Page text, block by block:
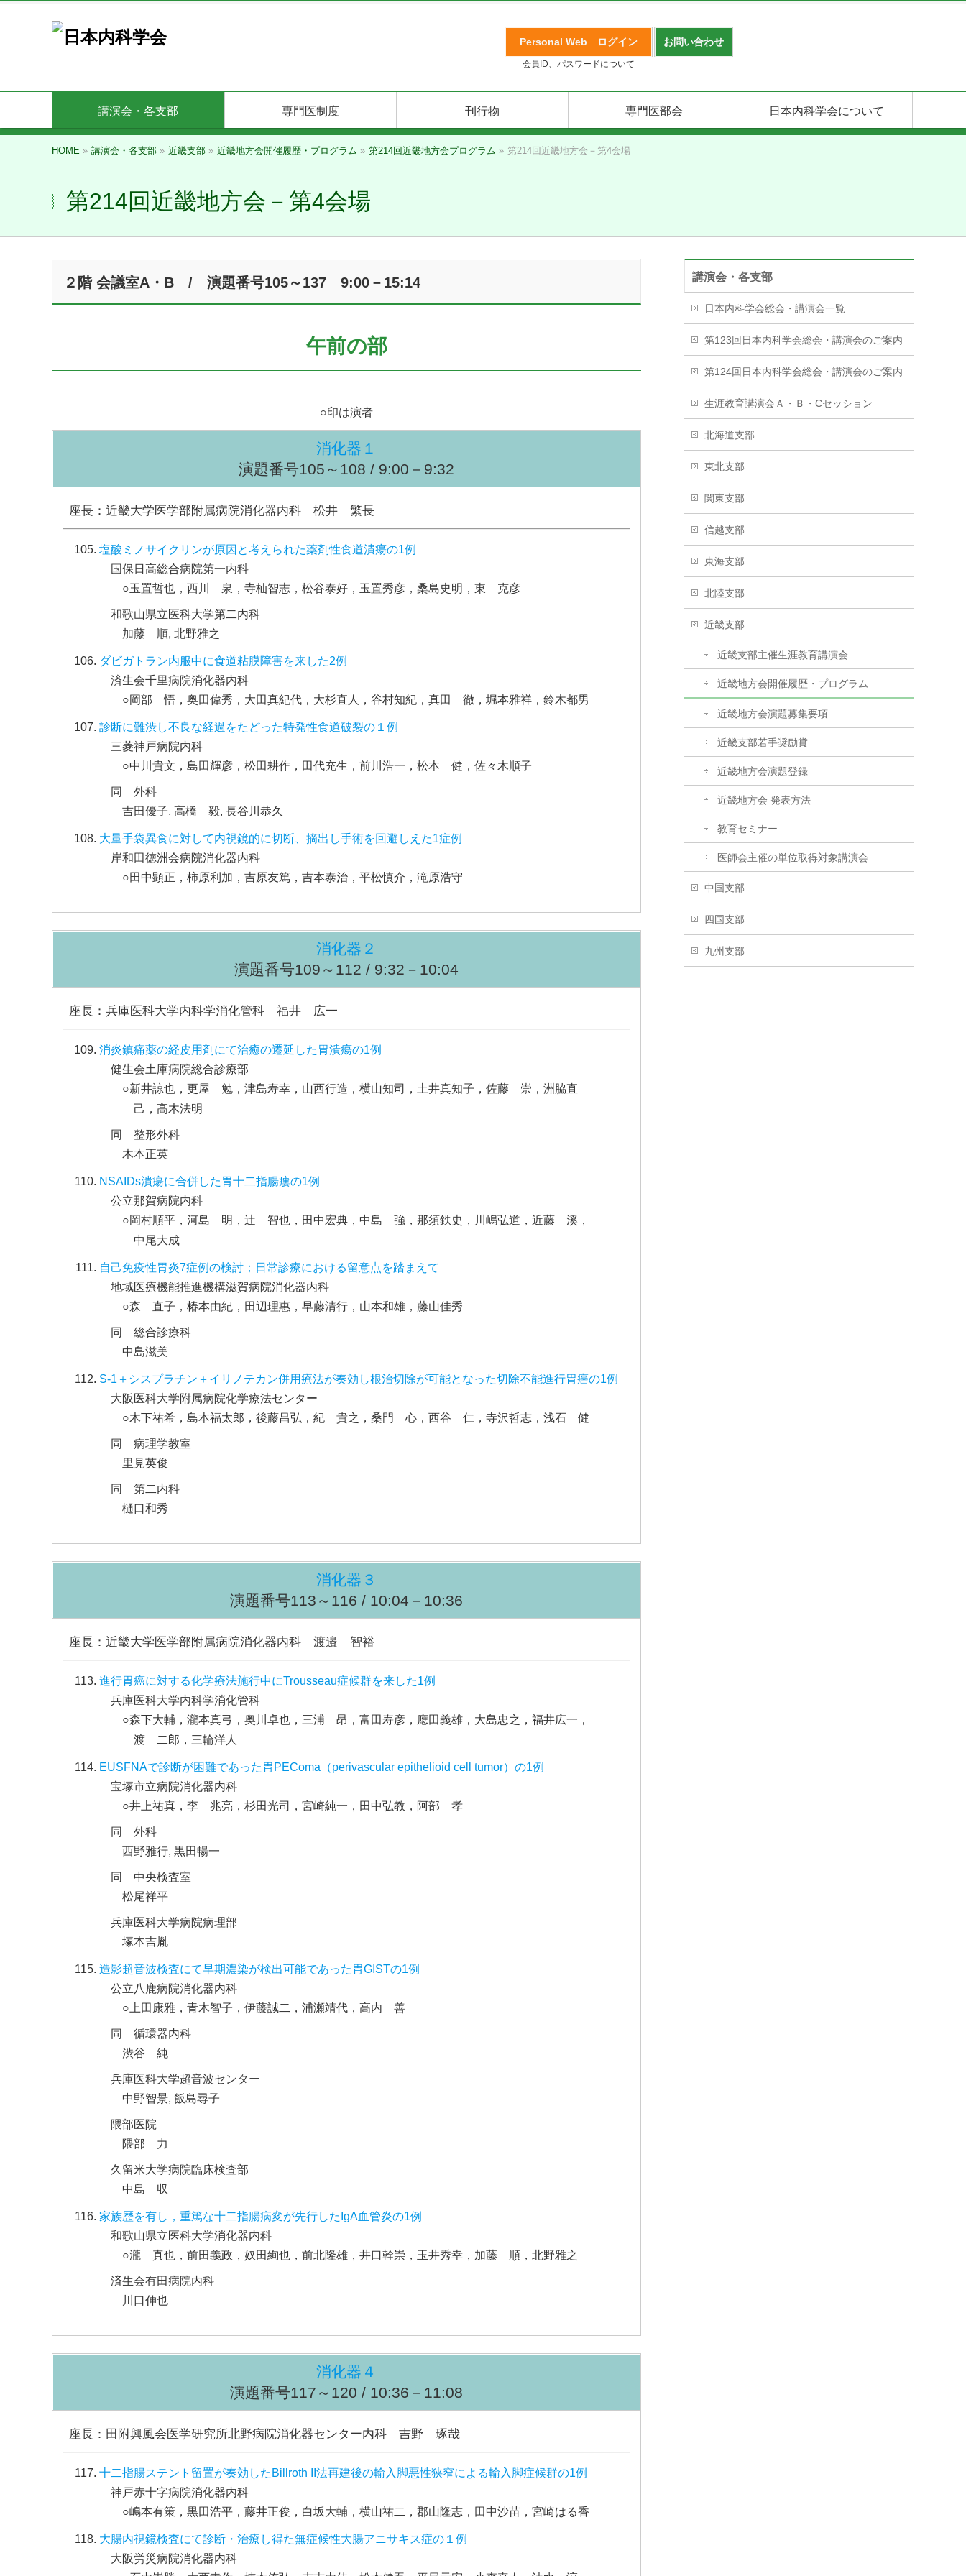
お問い合わせ
Personal Web ログイン
会員ID、パスワードについて
講演会・各支部 専門医制度 刊行物 専門医部会 日本内科学会について
HOME » 講演会・各支部 » 近畿支部 » 近畿地方会開催履歴・プログラム » 第214回近畿地方会プログラム » 第214回近畿地方会－第4会場
第214回近畿地方会－第4会場
２階 会議室A・B / 演題番号105～137 9:00－15:14
午前の部
○印は演者
消化器１
演題番号105～108 / 9:00－9:32
座長：近畿大学医学部附属病院消化器内科 松井 繁長
塩酸ミノサイクリンが原因と考えられた薬剤性食道潰瘍の1例
国保日高総合病院第一内科
○玉置哲也，西川 泉，寺杣智志，松谷泰好，玉置秀彦，桑島史明，東 克彦
和歌山県立医科大学第二内科
加藤 順, 北野雅之
ダビガトラン内服中に食道粘膜障害を来した2例
済生会千里病院消化器内科
○岡部 悟，奥田偉秀，大田真紀代，大杉直人，谷村知紀，真田 徹，堀本雅祥，鈴木都男
診断に難渋し不良な経過をたどった特発性食道破裂の１例
三菱神戸病院内科
○中川貴文，島田輝彦，松田耕作，田代充生，前川浩一，松本 健，佐々木順子
同 外科
吉田優子, 高橋 毅, 長谷川恭久
大量手袋異食に対して内視鏡的に切断、摘出し手術を回避しえた1症例
岸和田徳洲会病院消化器内科
○田中顕正，柿原利加，吉原友篤，吉本泰治，平松慎介，滝原浩守
消化器２
演題番号109～112 / 9:32－10:04
座長：兵庫医科大学内科学消化管科 福井 広一
消炎鎮痛薬の経皮用剤にて治癒の遷延した胃潰瘍の1例
健生会土庫病院総合診療部
○新井諒也，更屋 勉，津島寿幸，山西行造，横山知司，土井真知子，佐藤 崇，洲脇直
己，高木法明
同 整形外科
木本正英
NSAIDs潰瘍に合併した胃十二指腸瘻の1例
公立那賀病院内科
○岡村順平，河島 明，辻 智也，田中宏典，中島 強，那須鉄史，川嶋弘道，近藤 溪，
中尾大成
自己免疫性胃炎7症例の検討；日常診療における留意点を踏まえて
地域医療機能推進機構滋賀病院消化器内科
○森 直子，椿本由紀，田辺理惠，早藤清行，山本和雄，藤山佳秀
同 総合診療科
中島滋美
S-1＋シスプラチン＋イリノテカン併用療法が奏効し根治切除が可能となった切除不能進行胃癌の1例
大阪医科大学附属病院化学療法センター
○木下祐希，島本福太郎，後藤昌弘，紀 貴之，桑門 心，西谷 仁，寺沢哲志，浅石 健
同 病理学教室
里見英俊
同 第二内科
樋口和秀
消化器３
演題番号113～116 / 10:04－10:36
座長：近畿大学医学部附属病院消化器内科 渡邉 智裕
進行胃癌に対する化学療法施行中にTrousseau症候群を来した1例
兵庫医科大学内科学消化管科
○森下大輔，瀧本真弓，奥川卓也，三浦 昂，富田寿彦，應田義雄，大島忠之，福井広一，
渡 二郎，三輪洋人
EUSFNAで診断が困難であった胃PEComa（perivascular epithelioid cell tumor）の1例
宝塚市立病院消化器内科
○井上祐真，李 兆亮，杉田光司，宮崎純一，田中弘教，阿部 孝
同 外科
西野雅行, 黒田暢一
同 中央検査室
松尾祥平
兵庫医科大学病院病理部
塚本吉胤
造影超音波検査にて早期濃染が検出可能であった胃GISTの1例
公立八鹿病院消化器内科
○上田康雅，青木智子，伊藤誠二，浦瀬靖代，高内 善
同 循環器内科
渋谷 純
兵庫医科大学超音波センター
中野智景, 飯島尋子
隈部医院
隈部 力
久留米大学病院臨床検査部
中島 収
家族歴を有し，重篤な十二指腸病変が先行したIgA血管炎の1例
和歌山県立医科大学消化器内科
○瀧 真也，前田義政，奴田絢也，前北隆雄，井口幹崇，玉井秀幸，加藤 順，北野雅之
済生会有田病院内科
川口伸也
消化器４
演題番号117～120 / 10:36－11:08
座長：田附興風会医学研究所北野病院消化器センター内科 吉野 琢哉
十二指腸ステント留置が奏効したBillroth II法再建後の輸入脚悪性狭窄による輸入脚症候群の1例
神戸赤十字病院消化器内科
○嶋本有策，黒田浩平，藤井正俊，白坂大輔，横山祐二，郡山隆志，田中沙苗，宮崎はる香
大腸内視鏡検査にて診断・治療し得た無症候性大腸アニサキス症の１例
大阪労災病院消化器内科
講演会・各支部
日本内科学会総会・講演会一覧
第123回日本内科学会総会・講演会のご案内
第124回日本内科学会総会・講演会のご案内
生涯教育講演会Ａ・Ｂ・Cセッション
北海道支部
東北支部
関東支部
信越支部
東海支部
北陸支部
近畿支部
近畿支部主催生涯教育講演会
近畿地方会開催履歴・プログラム
近畿地方会演題募集要項
近畿支部若手奨励賞
近畿地方会演題登録
近畿地方会 発表方法
教育セミナー
医師会主催の単位取得対象講演会
中国支部
四国支部
九州支部